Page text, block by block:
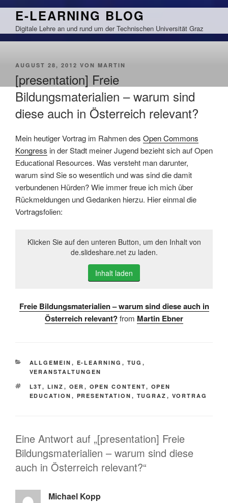
Zum
springen
E-LEARNING BLOG
Digitale Lehre an und rund um der Technischen Universität Graz
VERÖFFENTLICHT
AUGUST 28, 2012 VON MARTIN
[presentation] Freie
Bildungsmaterialien – warum sind
diese auch in Österreich relevant?
Mein heutiger Vortrag im Rahmen des Open Commons
Kongress in der Stadt meiner Jugend bezieht sich auf Open
Educational Resources. Was versteht man darunter,
warum sind Sie so wesentlich und was sind die damit
verbundenen Hürden? Wie immer freue ich mich über
Rückmeldungen und Gedanken hierzu. Hier einmal die
Vortragsfolien:
Klicken Sie auf den unteren Button, um den Inhalt von
de.slideshare.net zu laden.
Inhalt laden
Freie Bildungsmaterialien – warum sind diese auch in
Österreich relevant?from Martin Ebner
KATEGORIEN
ALLGEMEIN , E-LEARNING , TUG ,
VERANSTALTUNGEN
SCHLAGWÖRTER
L3T, LINZ , OER , OPEN CONTENT, OPEN
EDUCATION , PRESENTATION , TUGRAZ , VORTRAG
Eine Antwort auf „[presentation] Freie
Bildungsmaterialien – warum sind diese
auch in Österreich relevant?“
Michael Kopp